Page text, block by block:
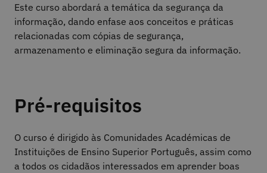
Este curso abordará a temática da segurança da
informação, dando enfase aos conceitos e práticas
relacionadas com cópias de segurança,
armazenamento e eliminação segura da informação.
Pré-requisitos
O curso é dirigido às Comunidades Académicas de
Instituições de Ensino Superior Português, assim como
a todos os cidadãos interessados em aprender boas